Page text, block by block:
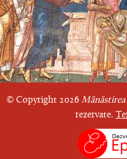
© Copyright 2026
rezervate.